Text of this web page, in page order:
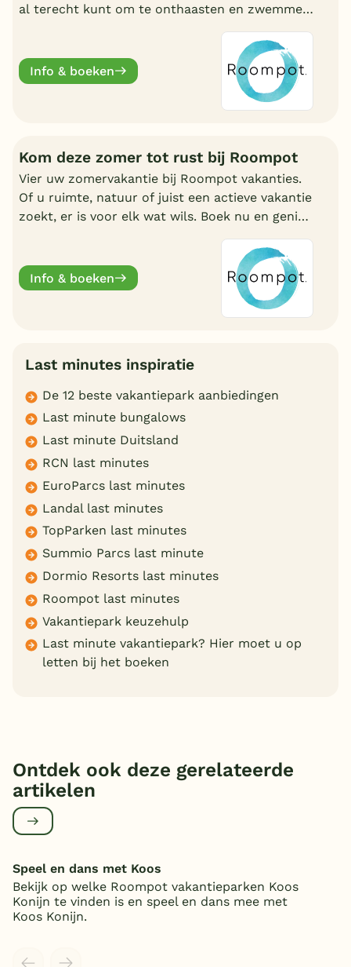
al terecht kunt om te onthaasten en zwemmen.
Info & boeken
Kom deze zomer tot rust bij Roompot
Vier uw zomervakantie bij Roompot vakanties.
Of u ruimte, natuur of juist een actieve vakantie
zoekt, er is voor elk wat wils. Boek nu en geniet
Info & boeken
Last minutes inspiratie
De 12 beste vakantiepark aanbiedingen
Last minute bungalows
Last minute Duitsland
RCN last minutes
EuroParcs last minutes
Landal last minutes
TopParken last minutes
Summio Parcs last minute
Dormio Resorts last minutes
Roompot last minutes
Vakantiepark keuzehulp
Last minute vakantiepark? Hier moet u op
letten bij het boeken
Ontdek ook deze gerelateerde
artikelen
Speel en dans met Koos
Bekijk op welke Roompot vakantieparken Koos
Konijn te vinden is en speel en dans mee met
Koos Konijn.